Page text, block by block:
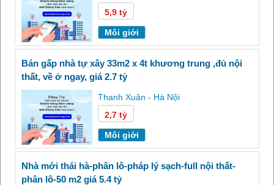
5,9 tỷ
Môi giới
bán gấp nhà tự xây 33m2 x 4t khương trung ,đủ nội
thất, về ở ngay, giá 2.7 tỷ
Thanh Xuân - Hà Nội
2,7 tỷ
Môi giới
nhà mới thái hà-phân lô-pháp lý sạch-full nội thất-
phân lô-50 m2 giá 5.4 tỷ